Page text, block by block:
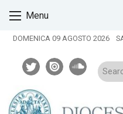
content
Menu
DOMENICA 09 AGOSTO 2026
twitterissuu